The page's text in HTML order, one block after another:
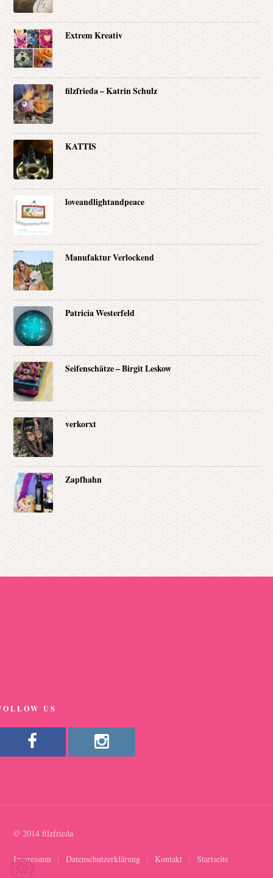
Extrem Kreativ
filzfrieda – Katrin Schulz
KATTIS
loveandlightandpeace
Manufaktur Verlockend
Patricia Westerfeld
Seifenschätze – Birgit Leskow
verkorxt
Zapfhahn
US
© 2014 filzfrieda
Impressum Datenschutzerklärung Kontakt Startseite